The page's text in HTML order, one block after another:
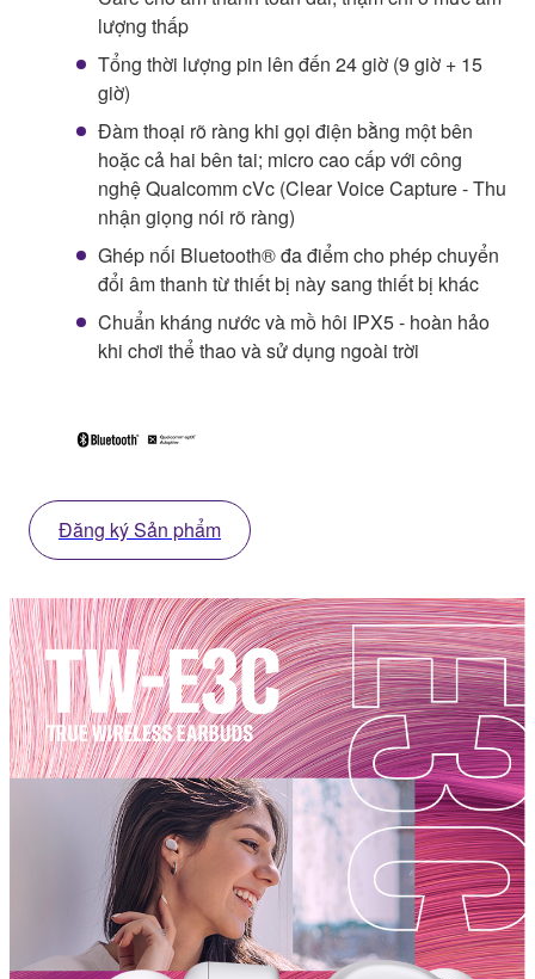
lượng thấp
Tổng thời lượng pin lên đến 24 giờ (9 giờ + 15
giờ)
Đàm thoại rõ ràng khi gọi điện bằng một bên
hoặc cả hai bên tai; micro cao cấp với công
nghệ Qualcomm cVc (Clear Voice Capture - Thu
nhận giọng nói rõ ràng)
Ghép nối Bluetooth® đa điểm cho phép chuyển
đổi âm thanh từ thiết bị này sang thiết bị khác
Chuẩn kháng nước và mồ hôi IPX5 - hoàn hảo
khi chơi thể thao và sử dụng ngoài trời
Đăng ký Sản phẩm